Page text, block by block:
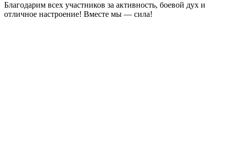
Благодарим всех участников за активность, боевой дух и
отличное настроение! Вместе мы — сила!